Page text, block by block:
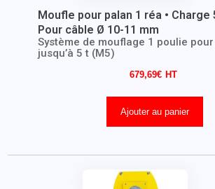
Moufle pour palan 1 réa • Charge
Pour câble Ø 10-11 mm
Système de mouflage 1 poulie
jusqu’à 5 t (M5)
679,69€
Ajouter au panier